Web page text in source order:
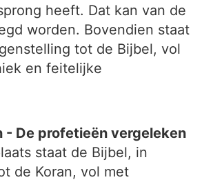
heeft. Dat kan van de
worden. Bovendien staat
tot de Bijbel, vol
en feitelijke
- De profetieën vergeleken
staat de Bijbel, in
de Koran, vol met